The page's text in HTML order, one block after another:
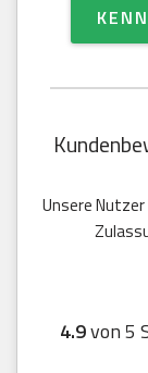
Unsere
4.9von 5